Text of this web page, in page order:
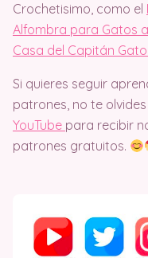
Crochetisimo, como el
Alfombra para Gatos
Casa del Capitán
Si quieres seguir
patrones, no te
YouTube para recibir
patrones gratuitos.